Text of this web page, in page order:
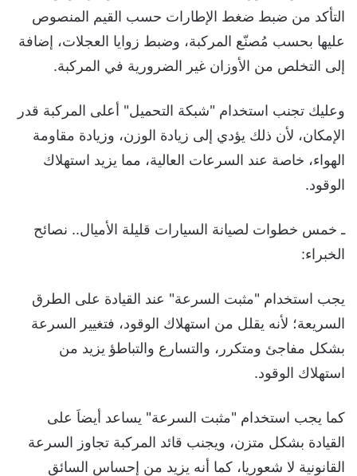
التأكد من ضبط ضغط الإطارات حسب القيم المنصوص
عليها بحسب مُصنّع المركبة، وضبط زوايا العجلات، إضافة
إلى التخلص من الأوزان غير الضرورية في المركبة.
وعليك تجنب استخدام "شبكة التحميل" أعلى المركبة قدر
الإمكان، لأن ذلك يؤدي إلى زيادة الوزن، وزيادة مقاومة
الهواء، خاصة عند السرعات العالية، مما يزيد استهلاك
الوقود.
ـ خمس خطوات لصيانة السيارات قليلة الأميال.. نصائح
الخبراء:
يجب استخدام "مثبت السرعة" عند القيادة على الطرق
السريعة؛ لأنه يقلل من استهلاك الوقود، فتغيير السرعة
بشكل مفاجئ ومتكرر، والتسارع والتباطؤ يزيد من
استهلاك الوقود.
كما يجب استخدام "مثبت السرعة" يساعد أيضاَ على
القيادة بشكل متزن، ويجنب قائد المركبة تجاوز السرعة
القانونية لا شعوريا، كما أنه يزيد من إحساس السائق